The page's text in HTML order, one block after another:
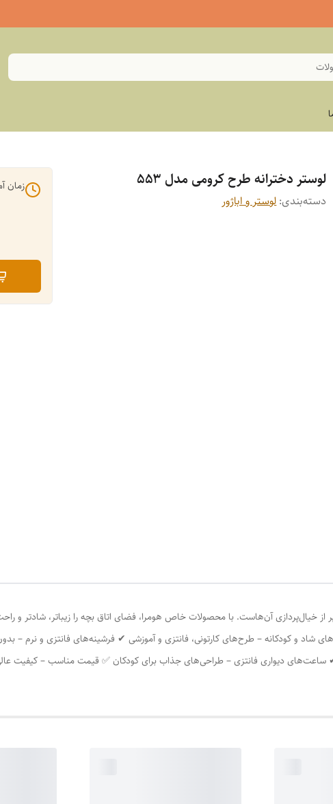
لوستر دخترانه طرح کرومی مدل ۵۵۳
دسته‌بندی:لوستر و اباژور
زمان
از خیال‌پردازی آن‌هاست. با محصولات خاص هومرا، فضای اتاق بچه را زیباتر، شادتر و
و کودکانه – طرح‌های کارتونی، فانتزی و آموزشی ✔ فرشینه‌های فانتزی و نرم –
ساعت‌های دیواری فانتزی – طراحی‌های جذاب برای کودکان ✅ قیمت مناسب – کیفیت